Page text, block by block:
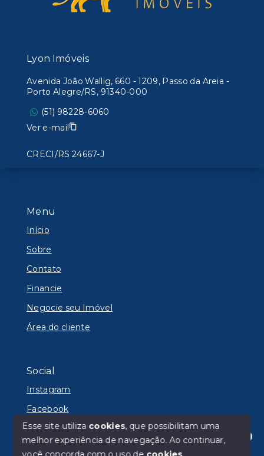
Olá! Estamos disponíveis para te ajudar.
Menu
Início
Sobre
Contato
Financie
Negocie seu Imóvel
Área do cliente
Social
Instagram
Facebook
Lyon Imóveis
Avenida João Wallig, 660 - 1209, Passo da Areia -
Porto Alegre/RS, 91340-000
(51) 98228-6060
Ver e-mail
CRECI/RS 24667-J
Esse site utiliza cookies, que possibilitam uma
melhor experiência de navegação.Ao continuar,